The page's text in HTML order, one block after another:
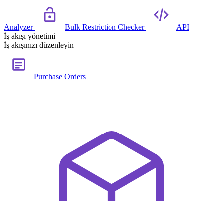
Analyzer Bulk Restriction Checker
API
İş akışı yönetimi
İş akışınızı düzenleyin
Purchase Orders